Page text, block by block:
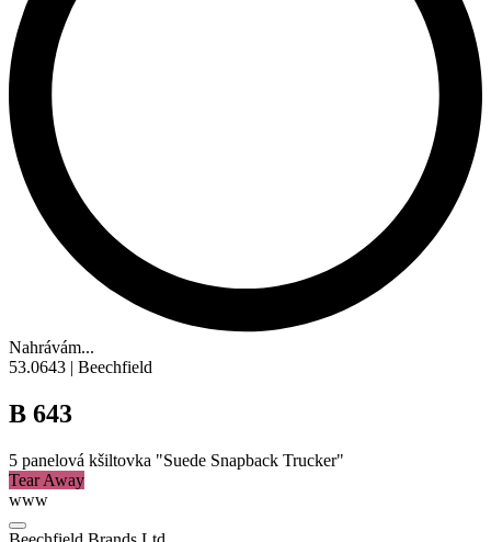
Nahrávám...
53.0643 | Beechfield
B 643
5 panelová kšiltovka "Suede Snapback Trucker"
Tear Away
www